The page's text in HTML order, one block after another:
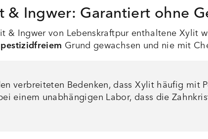
& Ingwer: Garantiert ohne
& Ingwer von Lebenskraftpur enthaltene Xylit
pestizidfreiem Grund gewachsen und nie mit
verbreiteten Bedenken, dass Xylit häufig mit
einem unabhängigen Labor, dass die